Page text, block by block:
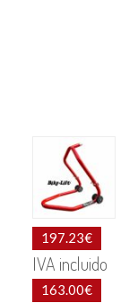
197.23€
IVA incluido
163.00€